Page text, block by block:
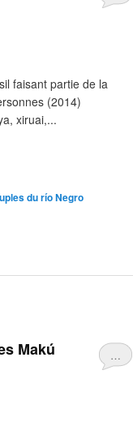
faisant partie de la
(2014)
xiruai,...
du río Negro
…
Makú